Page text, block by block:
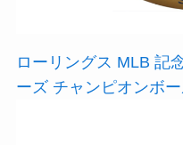
ローリングス MLB 記
ーズ チャンピオンボ